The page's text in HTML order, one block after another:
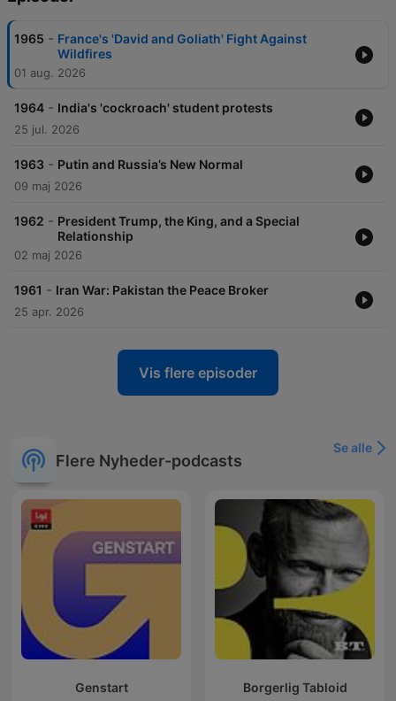
1965 - France's 'David and Goliath' Fight Against
Wildfires
01 aug. 2026
1964 - India's 'cockroach' student protests
25 jul. 2026
1963 - Putin and Russia’s New Normal
09 maj 2026
1962 - President Trump, the King, and a Special
Relationship
02 maj 2026
1961 - Iran War: Pakistan the Peace Broker
25 apr. 2026
Vis flere episoder
Flere Nyheder-podcasts
Se alle
Genstart Borgerlig Tabloid